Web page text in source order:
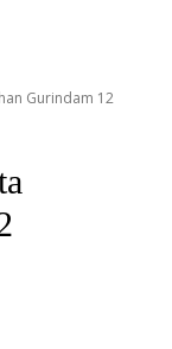
Gurindam 12